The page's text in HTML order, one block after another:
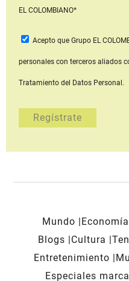
EL COLOMBIANO*
Acepto que Grupo EL
personales con terceros aliados
Tratamiento del Datos Personal.
Mundo Economía
Blogs
Cultura
Entretenimiento
Especiales